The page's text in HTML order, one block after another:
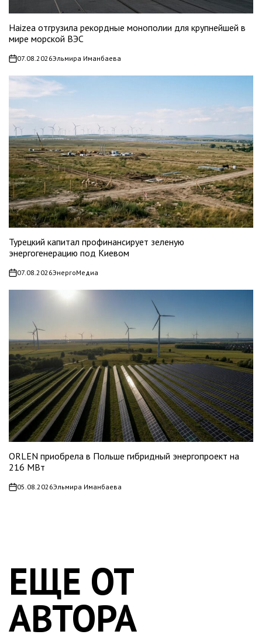
Haizea отгрузила рекордные монополии для крупнейшей в
мире морской ВЭС
on07.08.2026Эльмира Иманбаева
Турецкий капитал профинансирует зеленую
энергогенерацию под Киевом
on07.08.2026ЭнергоМедиа
ORLEN приобрела в Польше гибридный энергопроект на
216 МВт
on05.08.2026Эльмира Иманбаева
ЕЩЕ ОТ
АВТОРА